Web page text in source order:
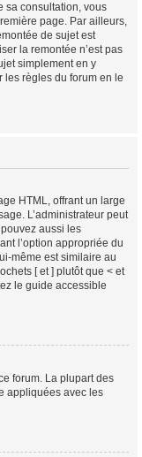
sa consultation, vous
page. Par ailleurs,
de sujet est
la remontée n’est pas
simplement en y
les règles du forum en le
HTML, offrant un large
L’administrateur peut
aussi les
l’option appropriée du
même est similaire au
[ et ] plutôt que < et
le guide accessible
forum. La plupart des
appliquées avec les